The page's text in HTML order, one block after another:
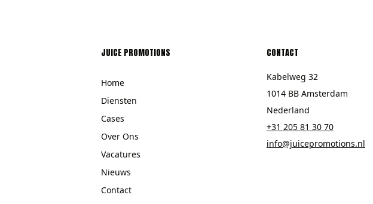
JUICE PROMOTIONS
Home
Diensten
Cases
Over Ons
Vacatures
Nieuws
Contact
CONTACT
Kabelweg 32
1014 BB Amsterdam
Nederland
+31 205 81 30 70
info@juicepromotions.nl